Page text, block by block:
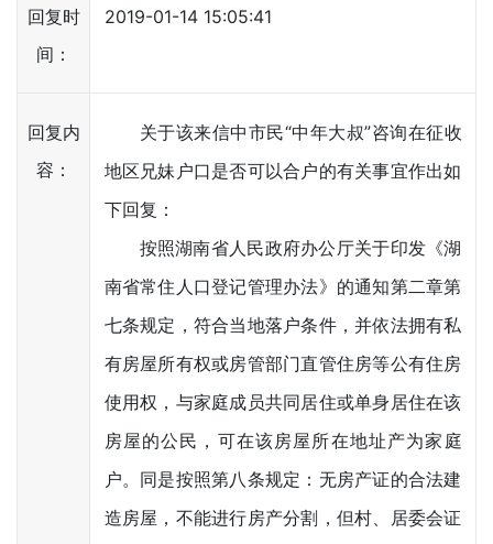
回复时
间：
2019-01-14 15:05:41
回复内
容：
关于该来信中市民“中年大叔”咨询在征收
地区兄妹户口是否可以合户的有关事宜作出如
下回复：
按照湖南省人民政府办公厅关于印发《湖
南省常住人口登记管理办法》的通知第二章第
七条规定，符合当地落户条件，并依法拥有私
有房屋所有权或房管部门直管住房等公有住房
使用权，与家庭成员共同居住或单身居住在该
房屋的公民，可在该房屋所在地址产为家庭
户。同是按照第八条规定：无房产证的合法建
造房屋，不能进行房产分割，但村、居委会证